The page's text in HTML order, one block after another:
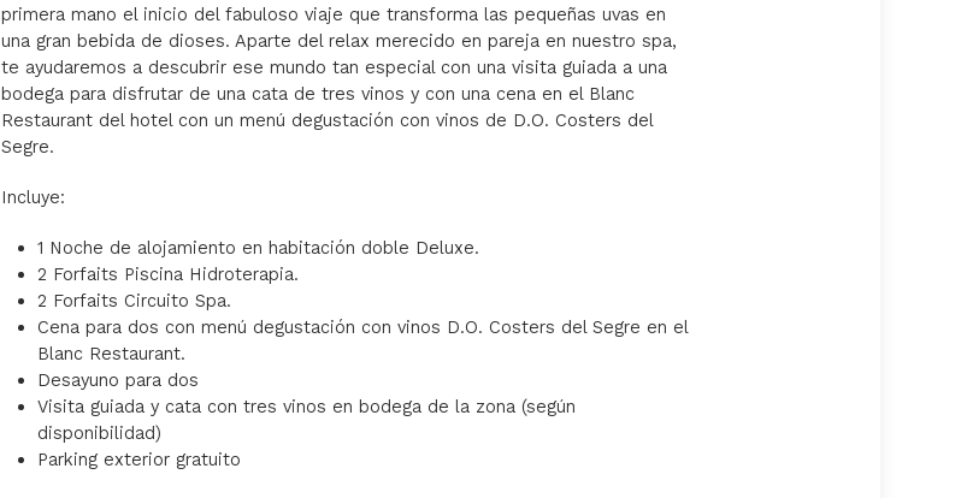
primera mano el inicio del fabuloso viaje que transforma las pequeñas uvas en
una gran bebida de dioses. Aparte del relax merecido en pareja en nuestro spa,
te ayudaremos a descubrir ese mundo tan especial con una visita guiada a una
bodega para disfrutar de una cata de tres vinos y con una cena en el Blanc
Restaurant del hotel con un menú degustación con vinos de D.O. Costers del
Segre.
Incluye:
1 Noche de alojamiento en habitación doble Deluxe.
2 Forfaits Piscina Hidroterapia.
2 Forfaits Circuito Spa.
Cena para dos con menú degustación con vinos D.O. Costers del Segre en el
Blanc Restaurant.
Desayuno para dos
Visita guiada y cata con tres vinos en bodega de la zona (según
disponibilidad)
Parking exterior gratuito